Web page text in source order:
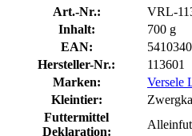
Art.-Nr.:
VRL-
Inhalt:
700 g
EAN:
Hersteller-Nr.:
113601
Marken:
Versele
Kleintier:
Futtermittel
Deklaration: